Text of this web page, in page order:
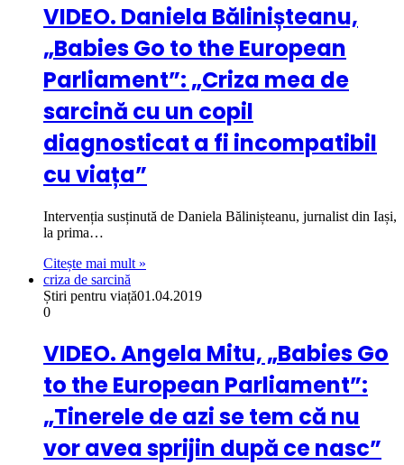
VIDEO. Daniela Bălinișteanu,
„Babies Go to the European
Parliament”: „Criza mea de
sarcină cu un copil
diagnosticat a fi incompatibil
cu viața”
Intervenția susținută de Daniela Bălinișteanu, jurnalist din Iași,
la prima…
Citește mai mult »
criza de sarcină
Știri pentru viață01.04.2019
0
VIDEO. Angela Mitu, „Babies Go
to the European Parliament”:
„Tinerele de azi se tem că nu
vor avea sprijin după ce nasc”